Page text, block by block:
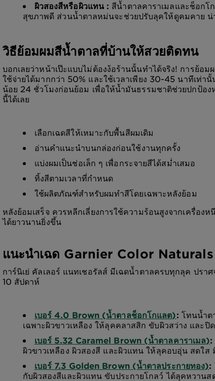
ผิวสองสีหรือผิวแทน : สีน้ำตาลคาราเมลและช็อกโ
สุขภาพดี ส่วนน้ำตาลหม่นจะช่วยปรับลุคให้ดูคมคาย
วิธีย้อมผมสีน้ำตาลที่บ้านให้สวยติดทน
บอกเลยว่าหน้าเป๊ะแบบไม่ต้องง้อร้านนั้นทำได้จริง! การย้อม
ใช้จ่ายได้มากกว่า 50% และใช้เวลาเพียง 30-45 นาทีเท่า
น้อย 24 ชั่วโมงก่อนย้อม เพื่อให้น้ำมันธรรมชาติช่วยปกป้อ
นี้ได้เลย
เลือกเฉดสีให้เหมาะกับพื้นสีผมเดิม
อ่านคำแนะนำบนกล่องก่อนใช้งานทุกครั้ง
แบ่งผมเป็นช่อเล็ก ๆ เพื่อกระจายสีได้สม่ำเสมอ
ทิ้งสีตามเวลาที่กำหนด
ใช้ผลิตภัณฑ์สำหรับผมทำสีโดยเฉพาะหลังย้อม
หลังย้อมเสร็จ ควรหลีกเลี่ยงการใช้ความร้อนสูงจากเครื่อง
ได้ยาวนานยิ่งขึ้น
แนะนำเฉด Garnier Color Naturals
การ์นิเย่ คัลเลอร์ แนทเชอรัลส์ มีเฉดน้ำตาลครบทุกลุค ปร
10 สัปดาห์
เบอร์ 4.0 Brown (น้ำตาลช็อกโกแลต): โทนน้ำต
เฉพาะผิวขาวเหลือง ให้ลุคคลาสสิก ขับผิวสว่าง และปิ
เบอร์ 5.32 Caramel Brown (น้ำตาลคาราเมล):
ผิวขาวเหลือง ผิวสองสี และผิวแทน ให้ลุคอบอุ่น สดใส
เบอร์ 7.3 Golden Brown (น้ำตาลประกายทอง):
กับผิวสองสีและผิวแทน ขับประกายโกลว์ ได้ลุคหวาน